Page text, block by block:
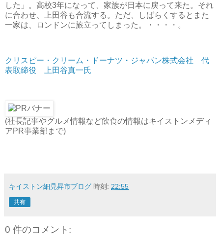
した」。高校3年になって、家族が日本に戻って来た。それ
に合わせ、上田谷も合流する。ただ、しばらくするとまた
一家は、ロンドンに旅立ってしまった。・・・・。
クリスピー・クリーム・ドーナツ・ジャパン株式会社 代
表取締役 上田谷真一氏
(社長記事やグルメ情報など飲食の情報はキイストンメディ
アPR事業部まで)
キイストン細見昇市ブログ 時刻: 22:55
共有
0 件のコメント: